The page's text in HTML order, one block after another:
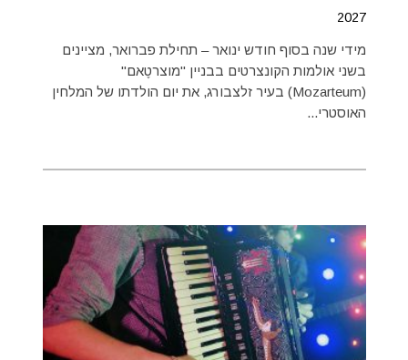
2027
מידי שנה בסוף חודש ינואר – תחילת פברואר, מציינים
בשני אולמות הקונצרטים בבניין "מוצרטֶאם"
(Mozarteum) בעיר זלצבורג, את יום הולדתו של המלחין
האוסטרי...